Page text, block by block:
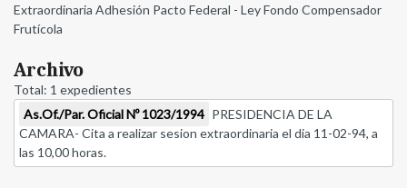
Extraordinaria Adhesión Pacto Federal - Ley Fondo Compensador
Frutícola
Archivo
Total: 1 expedientes
As.Of./Par. Oficial Nº 1023/1994 PRESIDENCIA DE LA
CAMARA- Cita a realizar sesion extraordinaria el dia 11-02-94, a
las 10,00 horas.